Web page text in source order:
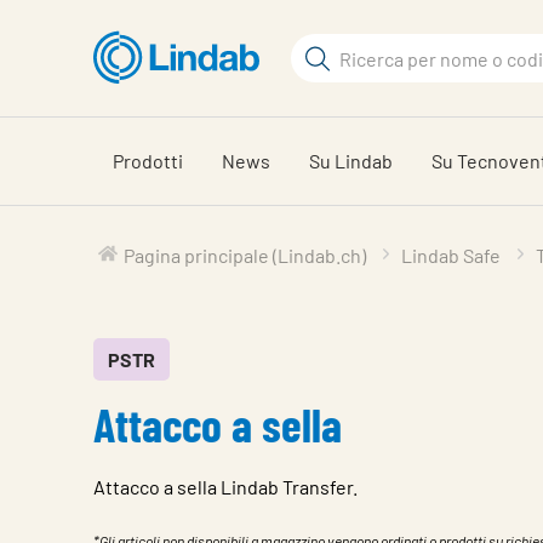
visionare
carrello
Cerca
Prodotti News Su Lindab Su
Pagina principale (Lindab.ch) Lindab Safe
PSTR
Attacco a sella
Attacco a sella Lindab Transfer.